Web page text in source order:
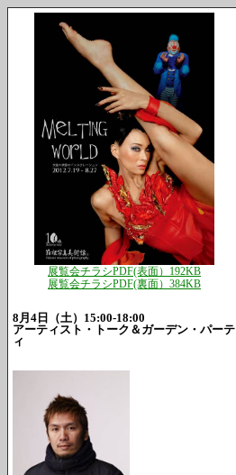
展覧会チラシPDF(表面）192KB
展覧会チラシPDF(裏面）384KB
8月4日（土）15:00-18:00
アーティスト・トーク＆ガーデン・パーテ
ィ